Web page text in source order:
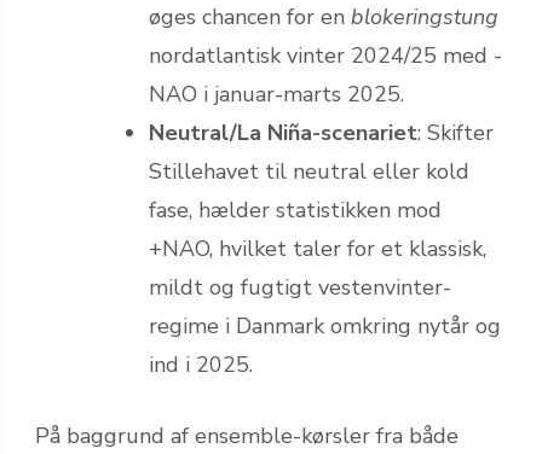
øges chancen for en blokeringstung
nordatlantisk vinter 2024/25 med -
NAO i januar-marts 2025.
Neutral/La Niña-scenariet: Skifter
Stillehavet til neutral eller kold
fase, hælder statistikken mod
+NAO, hvilket taler for et klassisk,
mildt og fugtigt vestenvinter-
regime i Danmark omkring nytår og
ind i 2025.
På baggrund af ensemble-kørsler fra både